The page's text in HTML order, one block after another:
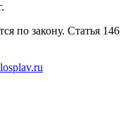
по закону. Статья 146